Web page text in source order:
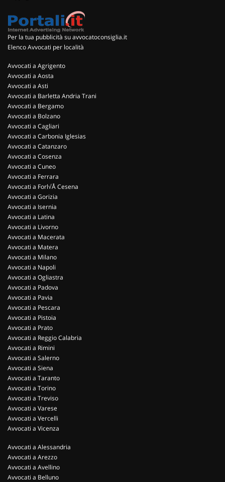
Per la tua pubblicità su avvocatoconsiglia.it
Elenco Avvocati per località
Avvocati a Agrigento
Avvocati a Aosta
Avvocati a Asti
Avvocati a Barletta Andria Trani
Avvocati a Bergamo
Avvocati a Bolzano
Avvocati a Cagliari
Avvocati a Carbonia Iglesias
Avvocati a Catanzaro
Avvocati a Cosenza
Avvocati a Cuneo
Avvocati a Ferrara
Avvocati a Forl√Å Cesena
Avvocati a Gorizia
Avvocati a Isernia
Avvocati a Latina
Avvocati a Livorno
Avvocati a Macerata
Avvocati a Matera
Avvocati a Milano
Avvocati a Napoli
Avvocati a Ogliastra
Avvocati a Padova
Avvocati a Pavia
Avvocati a Pescara
Avvocati a Pistoia
Avvocati a Prato
Avvocati a Reggio Calabria
Avvocati a Rimini
Avvocati a Salerno
Avvocati a Siena
Avvocati a Taranto
Avvocati a Torino
Avvocati a Treviso
Avvocati a Varese
Avvocati a Vercelli
Avvocati a Vicenza
Avvocati a Alessandria
Avvocati a Arezzo
Avvocati a Avellino
Avvocati a Belluno